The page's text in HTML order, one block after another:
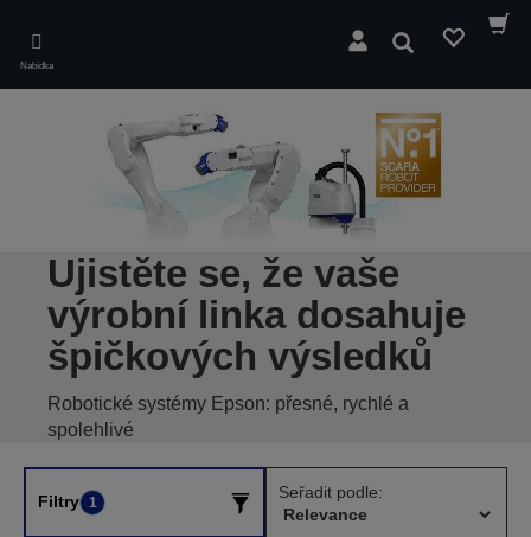
main
content
Nabídka
Hledat
Ujistěte se, že vaše
výrobní linka dosahuje
špičkových výsledků
Robotické systémy Epson: přesné, rychlé a
spolehlivé
Filtry 1
Seřadit podle: